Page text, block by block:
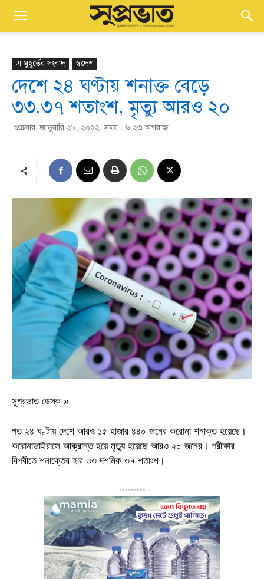
এ মুহূর্তের সংবাদ স্বদেশ
দেশে ২৪ ঘণ্টায় শনাক্ত বেড়ে
৩৩.৩৭ শতাংশ, মৃত্যু আরও ২০
শুক্রবার, জানুয়ারি ২৮, ২০২২; সময় : ৬:২৩ অপরাহ্ণ
সুপ্রভাত ডেস্ক »
গত ২৪ ঘণ্টায় দেশে আরও ১৫ হাজার ৪৪০ জনের করোনা শনাক্ত হয়েছে।
করোনাভাইরাসে আক্রান্ত হয়ে মৃত্যু হয়েছে আরও ২০ জনের। পরীক্ষার
বিপরীতে শনাক্তের হার ৩৩ দশমিক ৩৭ শতাংশ।
---------